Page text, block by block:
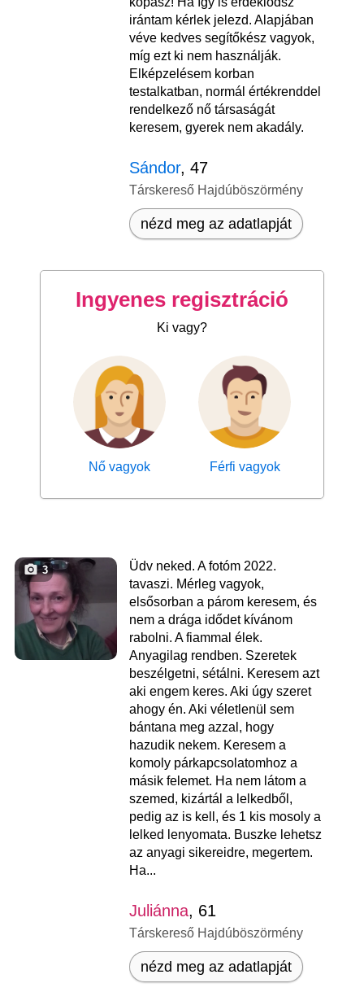
irántam kérlek jelezd. Alapjában
véve kedves segítőkész vagyok,
míg ezt ki nem használják.
Elképzelésem korban
testalkatban, normál értékrenddel
rendelkező nő társaságát
keresem, gyerek nem akadály.
Sándor, 47
Társkereső Hajdúböszörmény
nézd meg az adatlapját
Ingyenes regisztráció
Ki vagy?
Nő vagyok Férfi vagyok
3
Üdv neked. A fotóm 2022.
tavaszi. Mérleg vagyok,
elsősorban a párom keresem, és
nem a drága idődet kívánom
rabolni. A fiammal élek.
Anyagilag rendben. Szeretek
beszélgetni, sétálni. Keresem azt
aki engem keres. Aki úgy szeret
ahogy én. Aki véletlenül sem
bántana meg azzal, hogy
hazudik nekem. Keresem a
komoly párkapcsolatomhoz a
másik felemet. Ha nem látom a
szemed, kizártál a lelkedből,
pedig az is kell, és 1 kis mosoly a
lelked lenyomata. Buszke lehetsz
az anyagi sikereidre, megertem.
Ha...
Juliánna, 61
Társkereső Hajdúböszörmény
nézd meg az adatlapját